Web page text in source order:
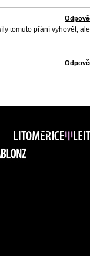
tomuto přání vyhovět, ale